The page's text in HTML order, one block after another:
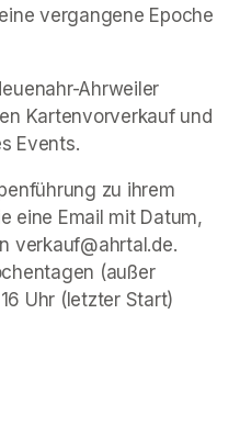
vergangene Epoche
Ahrweiler
Kartenvorverkauf und
Events.
zu ihrem
eine Email mit Datum,
verkauf@ahrtal.de.
(außer
Uhr (letzter Start)